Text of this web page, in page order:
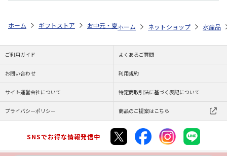
ホーム ギフトストア お中元・夏ギフト特集 2026 ゆうゆうギフト
ホーム ネットショップ 水産品
ご利用ガイド よくあるご質問
お問い合わせ 利用規約
サイト運営会社について 特定商取引法に基づく表記について
プライバシーポリシー 商品のご提案はこちら
SNSでお得な情報発信中